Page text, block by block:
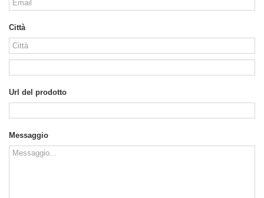
Città
Url del prodotto
Messaggio